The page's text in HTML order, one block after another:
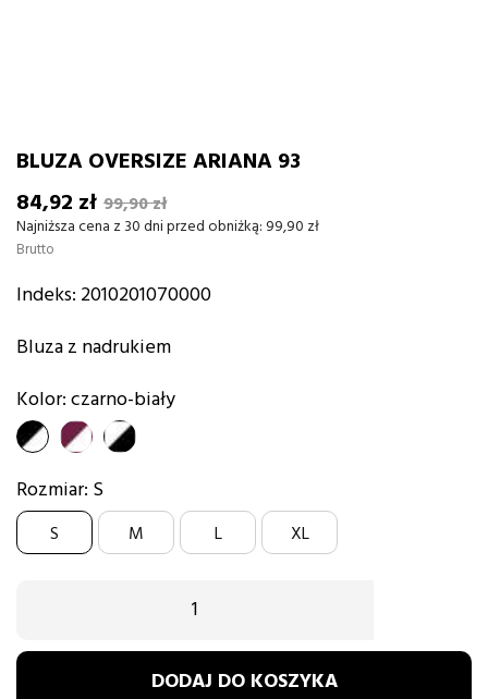
BLUZA OVERSIZE ARIANA 93
84,92 zł 99,90 zł
Najniższa cena z 30 dni przed obniżką: 99,90 zł
Brutto
Indeks: 2010201070000
Bluza z nadrukiem
Kolor: czarno-biały
czarno-
biały
burgund-
biały
biały-
Rozmiar: S
S M L XL
DODAJ DO KOSZYKA